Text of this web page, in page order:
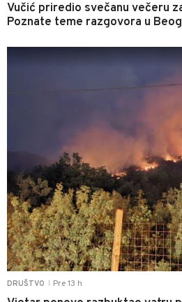
Vučić priredio svečanu večeru
Poznate teme razgovora u
DRUŠTVO Pre 13 h